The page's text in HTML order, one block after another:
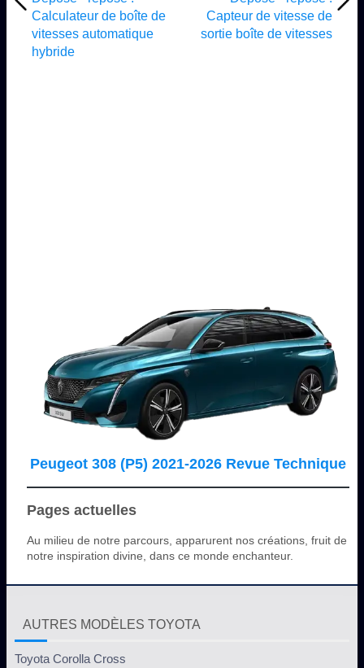
Calculateur de boîte de
vitesses automatique
hybride
Capteur de vitesse de
sortie boîte de vitesses
Peugeot 308 (P5) 2021-2026 Revue Technique
Pages actuelles
Au milieu de notre parcours, apparurent nos créations, fruit de
notre inspiration divine, dans ce monde enchanteur.
AUTRES MODÈLES TOYOTA
Toyota Corolla Cross